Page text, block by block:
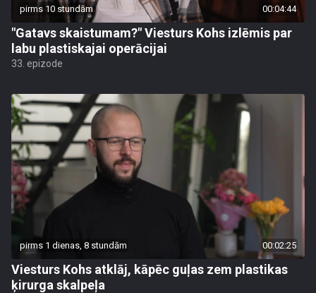
pirms 10 stundām 00:04:44
"Gatavs skaistumam?" Viesturs Kohs izlēmis par
labu plastiskajai operācijai
33. epizode
pirms 1 dienas, 8 stundām 00:02:25
Viesturs Kohs atklāj, kāpēc guļas zem plastikas
ķirurga skalpeļa